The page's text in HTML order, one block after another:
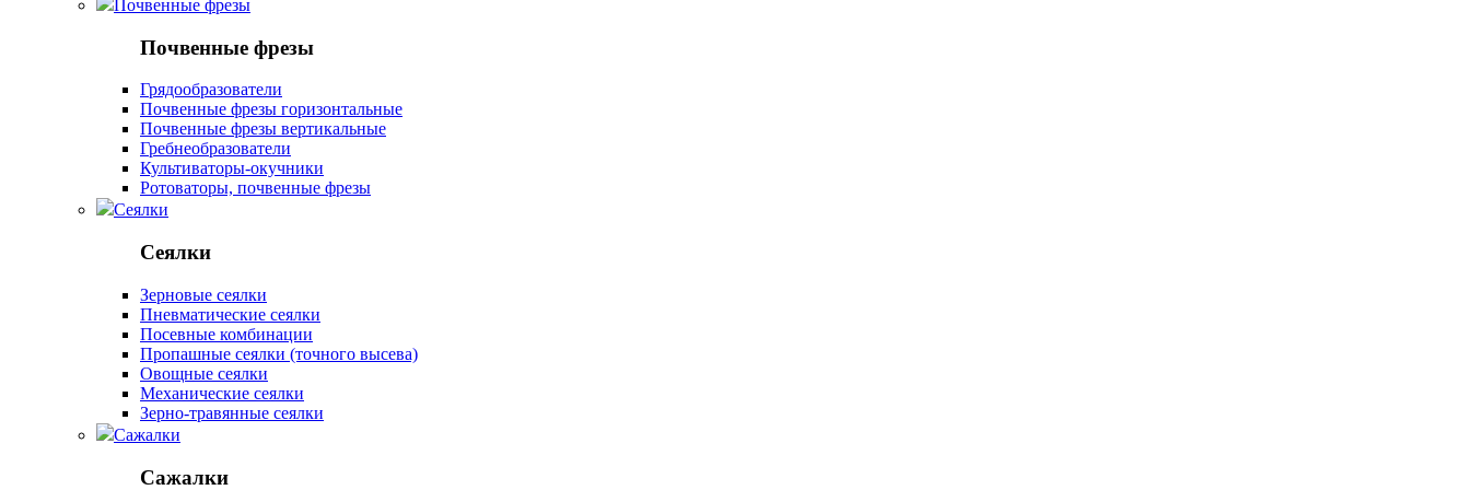
Почвенные фрезы
Почвенные фрезы
Грядообразователи
Почвенные фрезы горизонтальные
Почвенные фрезы вертикальные
Гребнеобразователи
Культиваторы-окучники
Ротоваторы, почвенные фрезы
Сеялки
Сеялки
Зерновые сеялки
Пневматические сеялки
Посевные комбинации
Пропашные сеялки (точного высева)
Овощные сеялки
Механические сеялки
Зерно-травянные сеялки
Сажалки
Сажалки